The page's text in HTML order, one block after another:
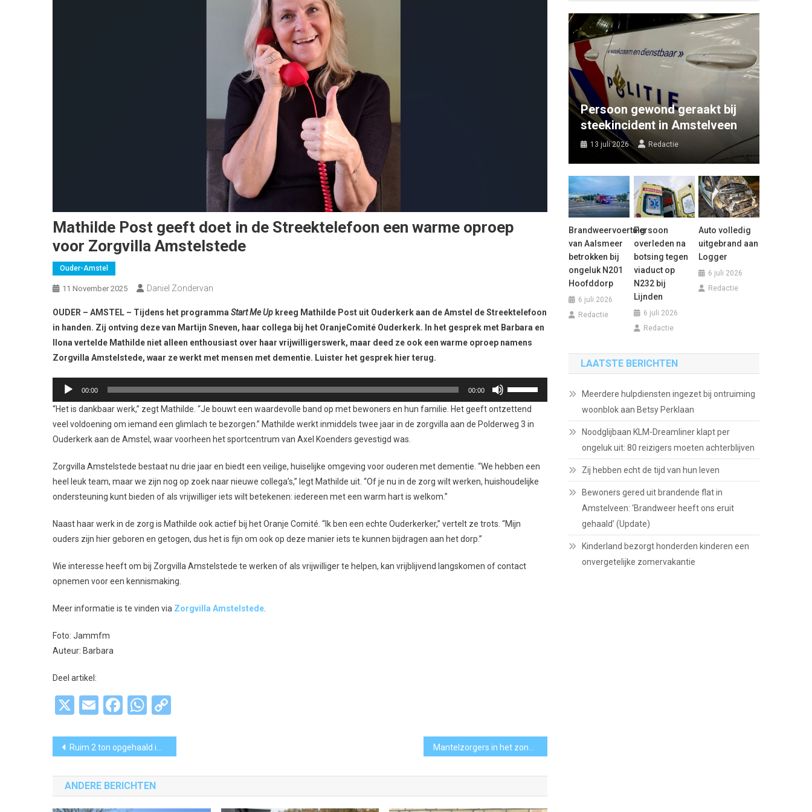
Mathilde Post geeft doet in de Streektelefoon een warme oproep
voor Zorgvilla Amstelstede
Ouder-Amstel
11 November 2025 Daniel Zondervan
OUDER – AMSTEL – Tijdens het programma Start Me Up kreeg Mathilde Post uit Ouderkerk aan de Amstel de Streektelefoon
in handen. Zij ontving deze van Martijn Sneven, haar collega bij het OranjeComité Ouderkerk. In het gesprek met Barbara en
Ilona vertelde Mathilde niet alleen enthousiast over haar vrijwilligerswerk, maar deed ze ook een warme oproep namens
Zorgvilla Amstelstede, waar ze werkt met mensen met dementie. Luister het gesprek hier terug.
Audiospeler
00:00 00:00
Omhoog/Omlaag
pijltoetsen
om
te
“Het is dankbaar werk,” zegt Mathilde. “Je bouwt een waardevolle band op met bewoners en hun familie. Het geeft ontzettend
veel voldoening om iemand een glimlach te bezorgen.” Mathilde werkt inmiddels twee jaar in de zorgvilla aan de Polderweg 3 in
Ouderkerk aan de Amstel, waar voorheen het sportcentrum van Axel Koenders gevestigd was.
Zorgvilla Amstelstede bestaat nu drie jaar en biedt een veilige, huiselijke omgeving voor ouderen met dementie. “We hebben een
heel leuk team, maar we zijn nog op zoek naar nieuwe collega’s,” legt Mathilde uit. “Of je nu in de zorg wilt werken, huishoudelijke
ondersteuning kunt bieden of als vrijwilliger iets wilt betekenen: iedereen met een warm hart is welkom.”
Naast haar werk in de zorg is Mathilde ook actief bij het Oranje Comité. “Ik ben een echte Ouderkerker,” vertelt ze trots. “Mijn
ouders zijn hier geboren en getogen, dus het is fijn om ook op deze manier iets te kunnen bijdragen aan het dorp.”
Wie interesse heeft om bij Zorgvilla Amstelstede te werken of als vrijwilliger te helpen, kan vrijblijvend langskomen of contact
opnemen voor een kennismaking.
Meer informatie is te vinden via Zorgvilla Amstelstede
Foto: Jammfm
Auteur: Barbara
Deel artikel:
X EmailFacebook
WhatsApp
Bericht
navigatie
Ruim 2 ton opgehaald in gemeente met Grote Clubactie
ANDERE BERICHTEN
Persoon gewond geraakt bij
steekincident in Amstelveen
13 juli 2026 Redactie
Brandweervoertuig
van Aalsmeer
betrokken bij
ongeluk N201
Hoofddorp
6 juli 2026
Redactie
Persoon
overleden na
botsing tegen
viaduct op
N232 bij
Lijnden
6 juli 2026
Redactie
Auto volledig
uitgebrand aan
Logger
6 juli 2026
Redactie
LAATSTE BERICHTEN
Meerdere hulpdiensten ingezet bij ontruiming
woonblok aan Betsy Perklaan
Noodglijbaan KLM-Dreamliner klapt per
ongeluk uit: 80 reizigers moeten achterblijven
Zij hebben echt de tijd van hun leven
Bewoners gered uit brandende flat in
Amstelveen: ‘Brandweer heeft ons eruit
gehaald’ (Update)
Kinderland bezorgt honderden kinderen een
onvergetelijke zomervakantie